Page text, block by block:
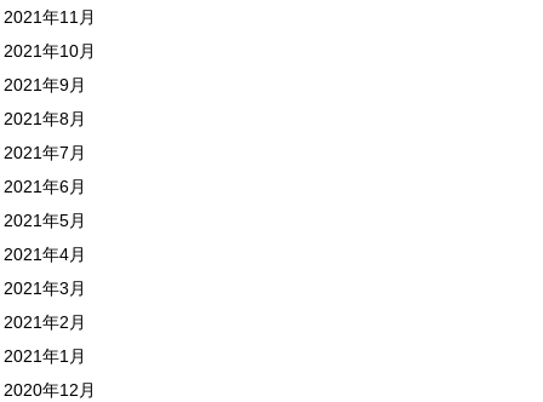
2021年11月
2021年10月
2021年9月
2021年8月
2021年7月
2021年6月
2021年5月
2021年4月
2021年3月
2021年2月
2021年1月
2020年12月